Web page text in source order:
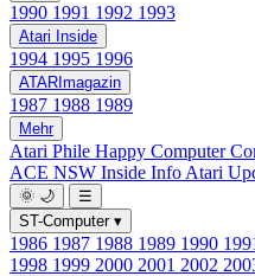
1990 1991 1992 1993
Atari Inside
1994 1995 1996
ATARImagazin
1987 1988 1989
Mehr
Atari Phile Happy Computer
ACE NSW Inside Info Atari
🌞 🌙
☰
ST-Computer ▾
1986 1987 1988 1989 1990
1998 1999 2000 2001 2002